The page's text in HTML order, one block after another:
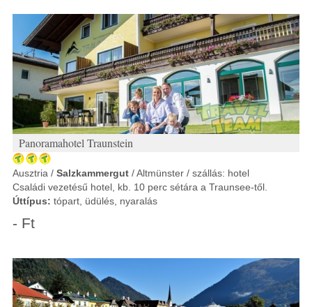
Panoramahotel Traunstein
Ausztria / Salzkammergut / Altmünster / szállás: hotel
Családi vezetésű hotel, kb. 10 perc sétára a Traunsee-től.
Úttípus: tópart, üdülés, nyaralás
- Ft